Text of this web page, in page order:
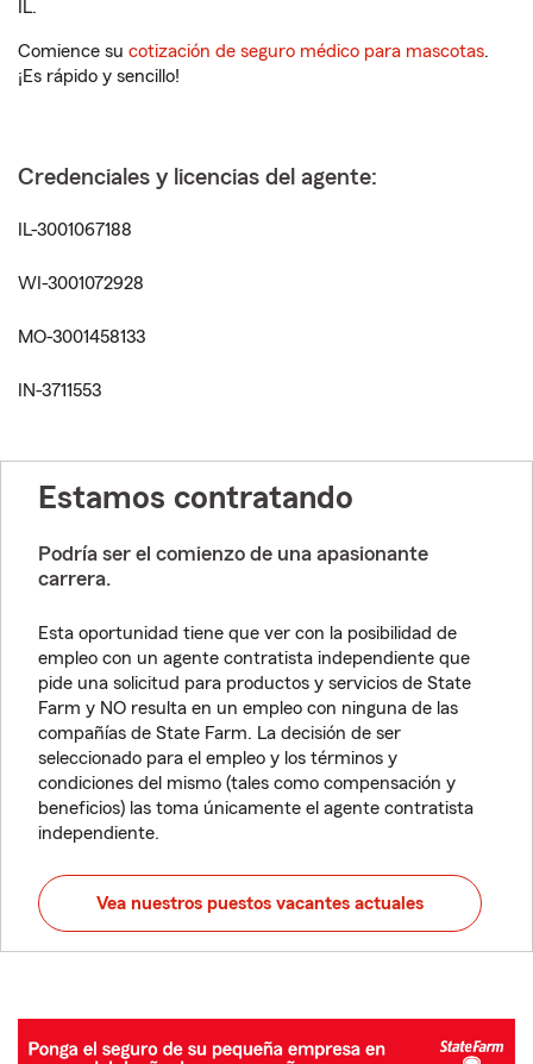
IL.
Comience su cotización de seguro médico para mascotas.
¡Es rápido y sencillo!
Credenciales y licencias del agente:
IL-3001067188
WI-3001072928
MO-3001458133
IN-3711553
Estamos contratando
Podría ser el comienzo de una apasionante
carrera.
Esta oportunidad tiene que ver con la posibilidad de
empleo con un agente contratista independiente que
pide una solicitud para productos y servicios de State
Farm y NO resulta en un empleo con ninguna de las
compañías de State Farm. La decisión de ser
seleccionado para el empleo y los términos y
condiciones del mismo (tales como compensación y
beneficios) las toma únicamente el agente contratista
independiente.
Vea nuestros puestos vacantes actuales